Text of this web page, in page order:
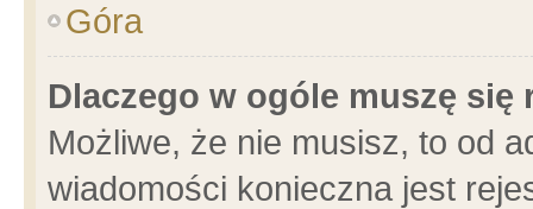
Góra
Dlaczego w ogóle muszę się
Możliwe, że nie musisz, to od
wiadomości konieczna jest